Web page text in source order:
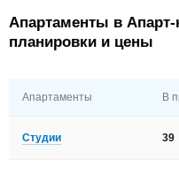
Апартаменты в Апарт-
планировки и цены
Апартаменты В
Студии 39